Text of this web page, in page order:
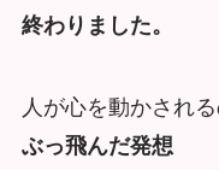
終わりました。
人が心を動かされ
ぶっ飛んだ発想